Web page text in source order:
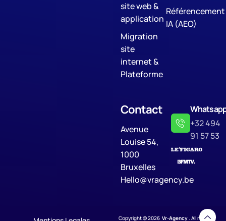
site web &
application
Migration
site
internet &
Plateforme
Référencement
IA (AEO)
Contact
Avenue
Louise 54,
1000
Bruxelles
Hello@vragency.be
+32 494
91 57 53
Copyright © 2026 Vr-Agency. All rights